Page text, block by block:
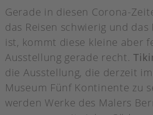
Gerade in diesen Corona-
das Reisen schwierig und das
ist, kommt diese kleine aber
Ausstellung gerade recht.
die Ausstellung, die derzeit
Museum Fünf Kontinente zu
werden Werke des Malers